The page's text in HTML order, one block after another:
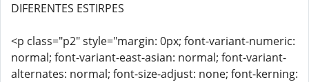
DIFERENTES ESTIRPES
<p class="p2" style="margin: 0px; font-variant-numeric:
normal; font-variant-east-asian: normal; font-variant-
alternates: normal; font-size-adjust: none; font-kerning: